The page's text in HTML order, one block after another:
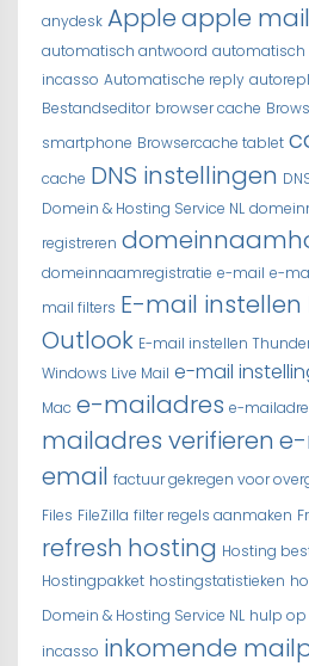
anydesk Appleapple mail
automatisch antwoord automatisch
incasso Automatische reply
Bestandseditor browser cache
smartphone Browsercache tablet
cache DNS instellingen
Domein & Hosting Service NL
registreren
domeinnaamregistratie e-mail e-
mail filters E-mail
Outlook E-mail instellen
Windows Live Mail e-mail
Mac e-mailadres e-
mailadres verifieren
email factuur gekregen voor
Files FileZilla filter regels aanmaken
refresh hosting Hosting
Hostingpakket hostingstatistieken
Domein & Hosting Service NL hulp
incasso inkomende